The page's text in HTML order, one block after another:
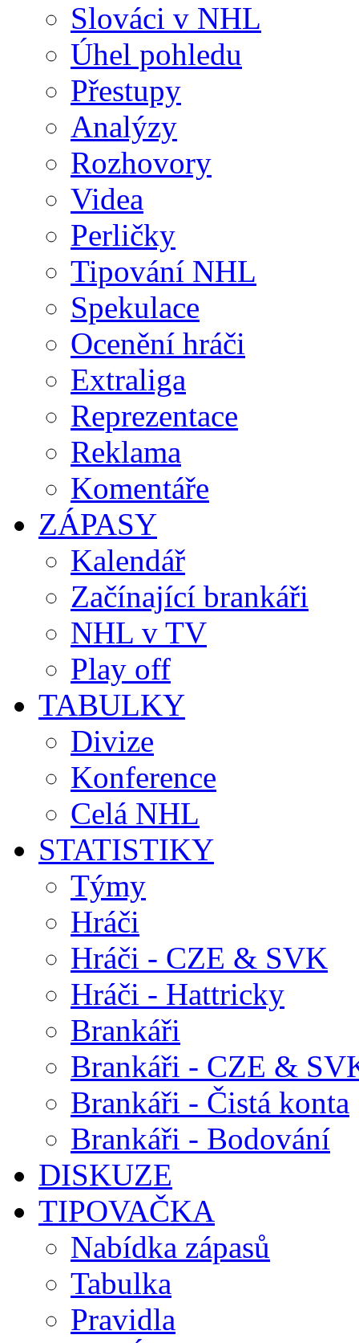
Slováci v NHL
Úhel pohledu
Přestupy
Analýzy
Rozhovory
Videa
Perličky
Tipování NHL
Spekulace
Ocenění hráči
Extraliga
Reprezentace
Reklama
Komentáře
ZÁPASY
Kalendář
Začínající brankáři
NHL v TV
Play off
TABULKY
Divize
Konference
Celá NHL
STATISTIKY
Týmy
Hráči
Hráči - CZE & SVK
Hráči - Hattricky
Brankáři
Brankáři - CZE &
Brankáři - Čistá konta
Brankáři - Bodování
DISKUZE
TIPOVAČKA
Nabídka zápasů
Tabulka
Pravidla